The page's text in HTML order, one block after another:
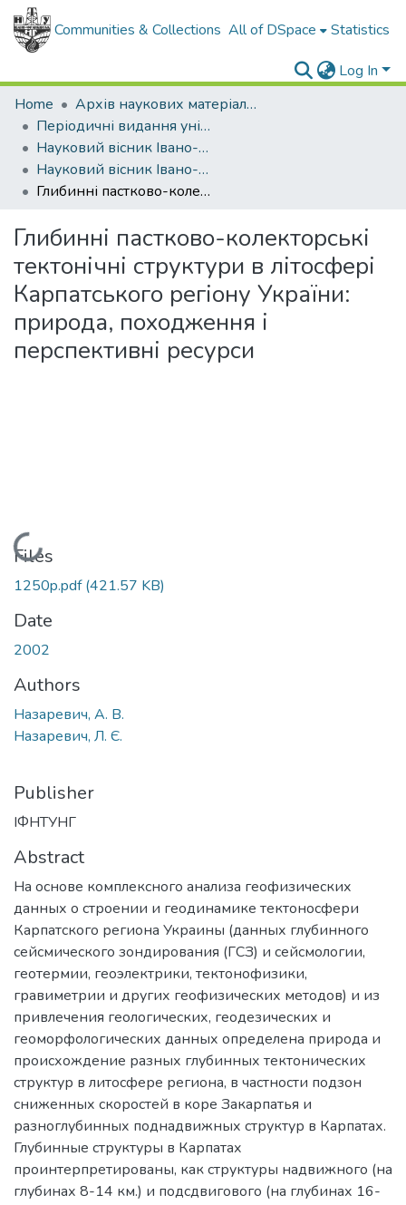
Communities & Collections All of DSpace Statistics
Log In
Home
Архів наукових матеріалів
Періодичні видання університету
Науковий вісник Івано-Франківського національного технічного університету нафти і газу
Науковий вісник Івано-Франківського національного технічного університету нафти і газу - 2002 - №3
Глибинні пастково-колекторські тектонічні структури в літосфері Карпатського регіону України: природа, походження і перспективні ресурси
Глибинні пастково-колекторські
тектонічні структури в літосфері
Карпатського регіону України:
природа, походження і
перспективні ресурси
Loading...
Files
1250p.pdf(421.57 KB)
Date
2002
Authors
Назаревич, А. В.
Назаревич, Л. Є.
Publisher
ІФНТУНГ
Abstract
На основе комплексного анализа геофизических
данных о строении и геодинамике тектоносфери
Карпатского региона Украины (данных глубинного
сейсмического зондирования (ГСЗ) и сейсмологии,
геотермии, геоэлектрики, тектонофизики,
гравиметрии и других геофизических методов) и из
привлечения геологических, геодезических и
геоморфологических данных определена природа и
происхождение разных глубинных тектонических
структур в литосфере региона, в частности подзон
сниженных скоростей в коре Закарпатья и
разноглубинных поднадвижных структур в Карпатах.
Глубинные структуры в Карпатах
проинтерпретированы, как структуры надвижного (на
глубинах 8-14 км.) и подсдвигового (на глубинах 16-